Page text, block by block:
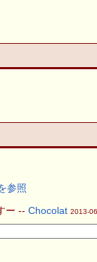
参照
ー -- Chocolat 2013-